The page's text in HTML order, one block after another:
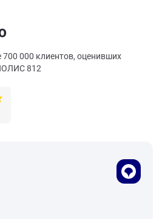
700 000 клиентов, оценивших
812